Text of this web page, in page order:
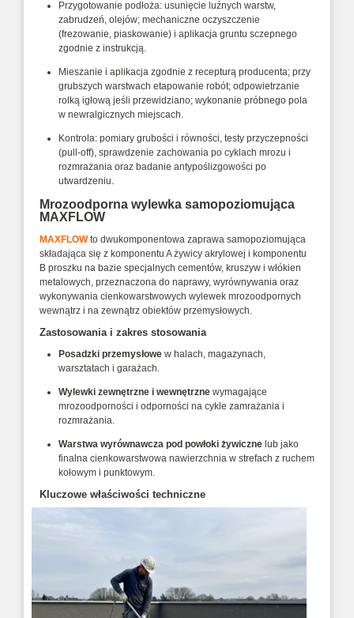
Przygotowanie podłoża: usunięcie luźnych warstw,
zabrudzeń, olejów; mechaniczne oczyszczenie
(frezowanie, piaskowanie) i aplikacja gruntu sczepnego
zgodnie z instrukcją.
Mieszanie i aplikacja zgodnie z recepturą producenta; przy
grubszych warstwach etapowanie robót; odpowietrzanie
rolką igłową jeśli przewidziano; wykonanie próbnego pola
w newralgicznych miejscach.
Kontrola: pomiary grubości i równości, testy przyczepności
(pull‑off), sprawdzenie zachowania po cyklach mrozu i
rozmrażania oraz badanie antypoślizgowości po
utwardzeniu.
Mrozoodporna wylewka samopoziomująca
MAXFLOW
MAXFLOWto dwukomponentowa zaprawa samopoziomująca
składająca się z komponentu A żywicy akrylowej i komponentu
B proszku na bazie specjalnych cementów, kruszyw i włókien
metalowych, przeznaczona do naprawy, wyrównywania oraz
wykonywania cienkowarstwowych wylewek mrozoodpornych
wewnątrz i na zewnątrz obiektów przemysłowych.
Zastosowania i zakres stosowania
Posadzki przemysłowe w halach, magazynach,
warsztatach i garażach.
Wylewki zewnętrzne i wewnętrzne wymagające
mrozoodporności i odporności na cykle zamrażania i
rozmrażania.
Warstwa wyrównawcza pod powłoki żywiczne lub jako
finalna cienkowarstwowa nawierzchnia w strefach z ruchem
kołowym i punktowym.
Kluczowe właściwości techniczne